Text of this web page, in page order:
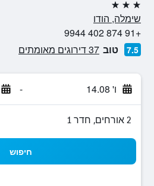
3 כוכבים
שימלה, הודו
+91 874 402 9944
7.5 טוב 37 דירוגים מאומתים
ו' 14.08 -
2 אורחים, חדר 1
חיפוש